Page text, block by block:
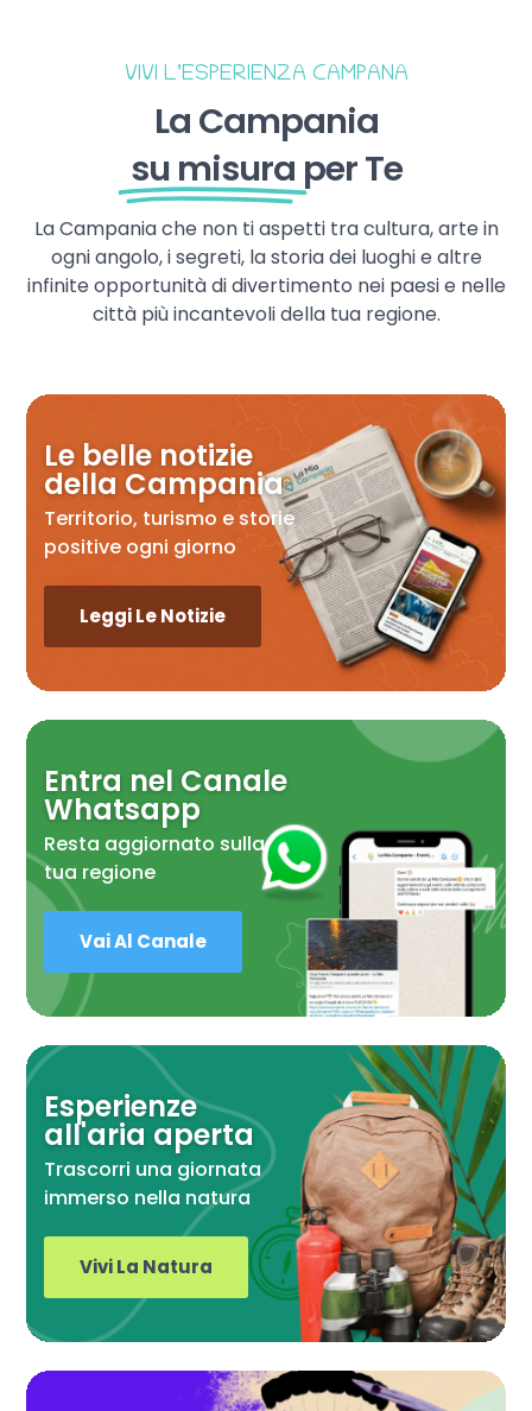
VIVI L’ESPERIENZA CAMPANA
La Campania
su misura per Te
La Campania che non ti aspetti tra cultura, arte in
ogni angolo, i segreti, la storia dei luoghi e altre
infinite opportunità di divertimento nei paesi e nelle
città più incantevoli della tua regione.
Le belle notizie
della Campania
Territorio, turismo e storie
positive ogni giorno
Leggi Le Notizie
Entra nel Canale
Whatsapp
Resta aggiornato sulla
tua regione
Vai Al Canale
Esperienze
all'aria aperta
Trascorri una giornata
immerso nella natura
Vivi La Natura